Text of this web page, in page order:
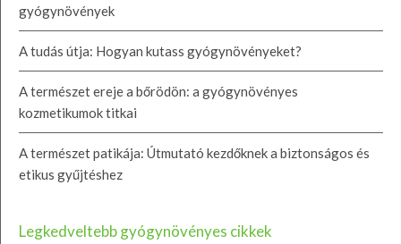
gyógynövények
A tudás útja: Hogyan kutass gyógynövényeket?
A természet ereje a bőrödön: a gyógynövényes
kozmetikumok titkai
A természet patikája: Útmutató kezdőknek a biztonságos és
etikus gyűjtéshez
Legkedveltebb gyógynövényes cikkek